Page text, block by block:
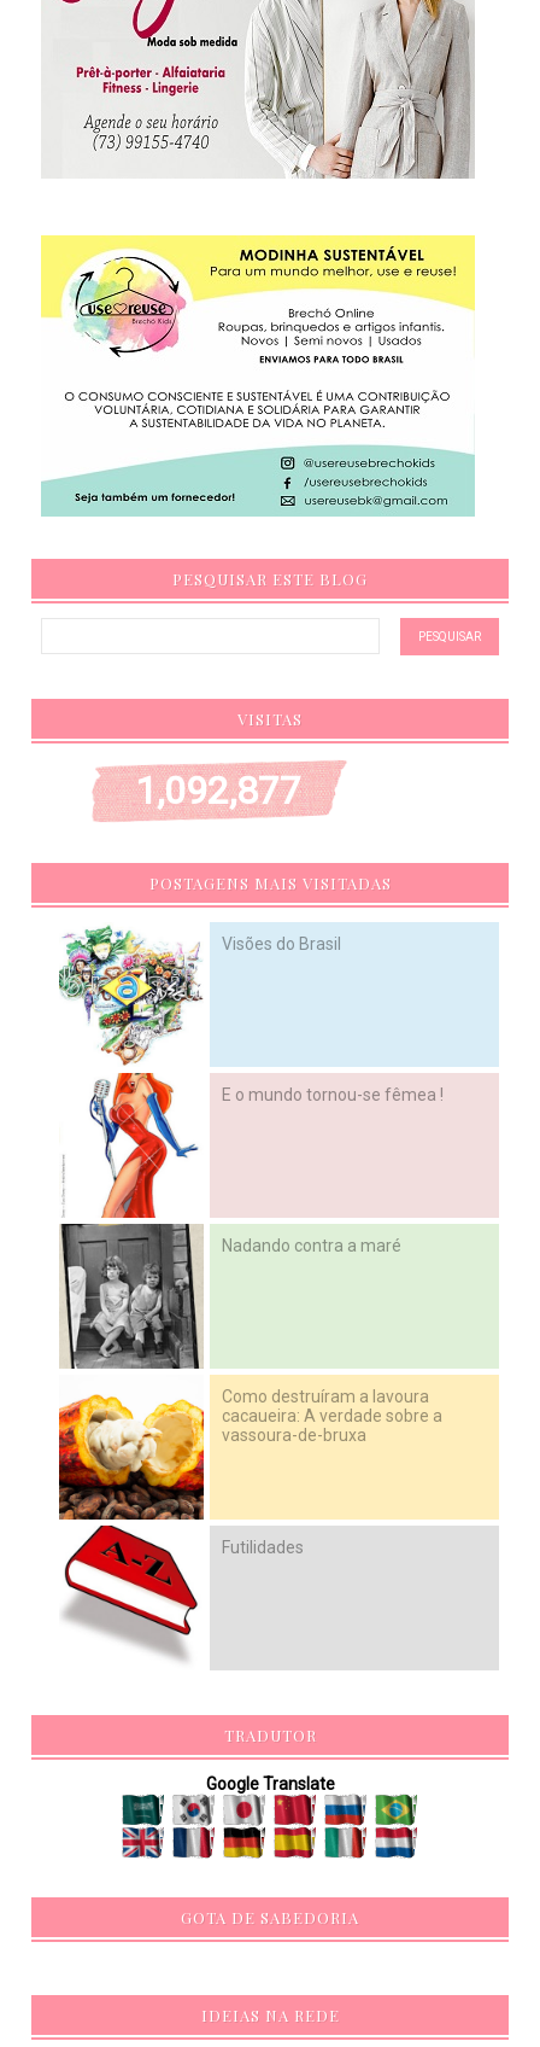
PESQUISAR ESTE BLOG
VISITAS
1,092,877
POSTAGENS MAIS VISITADAS
Visões do Brasil
E o mundo tornou-se fêmea !
Nadando contra a maré
Como destruíram a lavoura
cacaueira: A verdade sobre a
vassoura-de-bruxa
Futilidades
TRADUTOR
Google Translate
GOTA DE SABEDORIA
IDEIAS NA REDE